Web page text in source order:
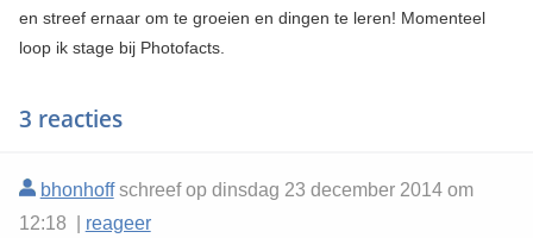
en streef ernaar om te groeien en dingen te leren! Momenteel
loop ik stage bij Photofacts.
3 reacties
bhonhoffschreef op dinsdag 23 december 2014 om
12:18 | reageer